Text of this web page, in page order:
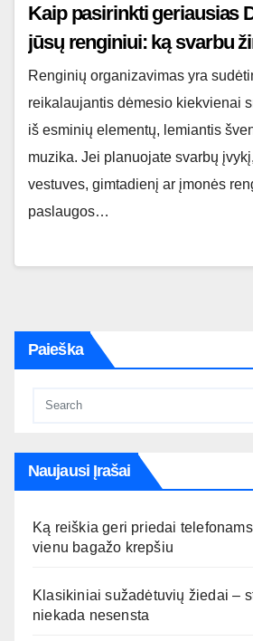
Kaip pasirinkti geriausias
jūsų renginiui: ką svarbu
Renginių organizavimas yra
reikalaujantis dėmesio kiekvienai
iš esminių elementų, lemiantis
muzika. Jei planuojate svarbų
vestuves, gimtadienį ar įmonės
paslaugos…
Paieška
Naujausi Įrašai
Ką reiškia geri priedai
vienu bagažo krepšiu
Klasikiniai sužadėtuvių žiedai –
niekada nesensta